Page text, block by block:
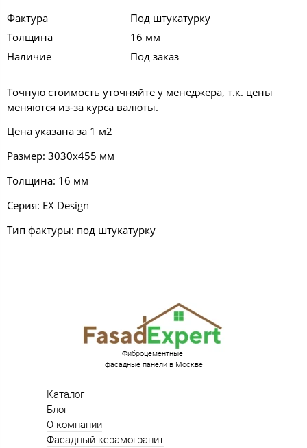
Фактура
Под штукатурку
Толщина
16 мм
Наличие
Под заказ
Точную стоимость уточняйте у менеджера, т.к. цены
меняются из-за курса валюты.
Цена указана за 1 м2
Размер: 3030х455 мм
Толщина: 16 мм
Серия: EX Design
Тип фактуры: под штукатурку
Каталог
Блог
О компании
Фасадный керамогранит
Фиброцементные
фасадные панели в Москве